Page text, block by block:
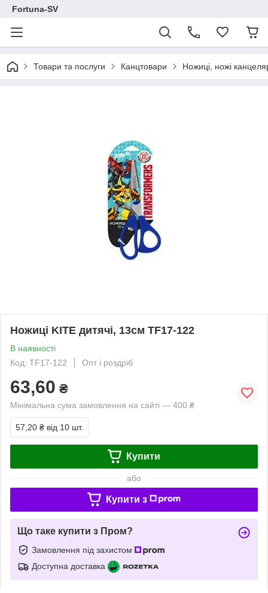
Fortuna-SV
Товари та послуги Канцтовари Ножиці, ножі
Ножиці KITE дитячі, 13см TF17-122
В наявності
Код: TF17-122
Опт і роздріб
63,60 ₴
Мінімальна сума замовлення на сайті — 400 ₴
57,20 ₴ від 10 шт.
Купити
або
Купити з
Що таке купити з Пром?
Замовлення під захистом
Доступна доставка